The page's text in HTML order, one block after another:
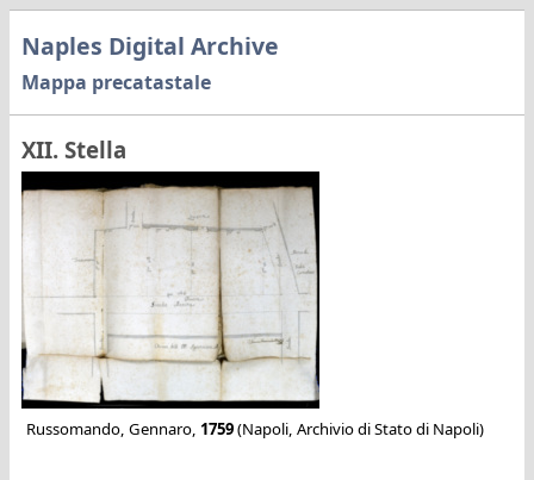
Naples Digital Archive
Mappa precatastale
XII. Stella
Russomando, Gennaro, 1759(Napoli, Archivio di Stato di Napoli)